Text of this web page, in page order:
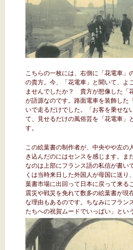
こちらの一枚には、右側に「花電車」
の貴方。今、「花電車」と聞いて、よ
ませんでしたか？ 貴方が想像した「
が語源なのです。路面電車を装飾した
いで走るだけでした。「お客を乗せな
て、見せるだけの風俗芸を「花電車」
す。
この絵葉書の制作者が、中央やや左の
き込んだのにはセンスを感じます。ま
なのは上部にフランス語の私信が書い
くは当時来日した外国人が母国に送り
葉書市場に出回って日本に戻って来る
震災や戦災を免れて数多の絵葉書が現
な理由もあるのです。ちなみにフラン
たちへの祝賀ムードでいっぱい」とい